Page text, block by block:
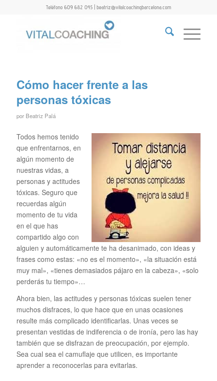
Teléfono 609 682 045 | beatriz@vitalcoachingbarcelona.com
Cómo hacer frente a las
personas tóxicas
por Beatriz Palá
Todos hemos tenido
que enfrentarnos, en
algún momento de
nuestras vidas, a
personas y actitudes
tóxicas. Seguro que
recuerdas algún
momento de tu vida
en el que has
compartido algo con
alguien y automáticamente te ha desanimado, con ideas y
frases como estas: «no es el momento», «la situación está
muy mal», «tienes demasiados pájaro en la cabeza», «solo
perderás tu tiempo»…
Ahora bien, las actitudes y personas tóxicas suelen tener
muchos disfraces, lo que hace que en unas ocasiones
resulte más complicado identificarlas. Unas veces se
presentan vestidas de indiferencia o de ironía, pero las hay
también que se disfrazan de preocupación, por ejemplo.
Sea cual sea el camuflaje que utilicen, es importante
aprender a reconocerlas para evitarlas.